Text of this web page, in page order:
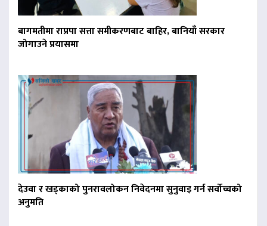
बागमतीमा राप्रपा सत्ता समीकरणबाट बाहिर, बानियाँ सरकार
जोगाउने प्रयासमा
देउवा र खड्काको पुनरावलोकन निवेदनमा सुनुवाइ गर्न सर्वोच्चको
अनुमति